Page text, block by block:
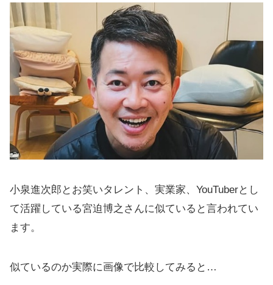
小泉進次郎とお笑いタレント、実業家、YouTuberとし
て活躍している宮迫博之さんに似ていると言われてい
ます。
似ているのか実際に画像で比較してみると…